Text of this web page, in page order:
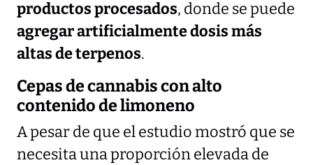
productos procesados, donde se puede
agregar artificialmente dosis más
altas de terpenos.
Cepas de cannabis con alto
contenido de limoneno
A pesar de que el estudio mostró que se
necesita una proporción elevada de